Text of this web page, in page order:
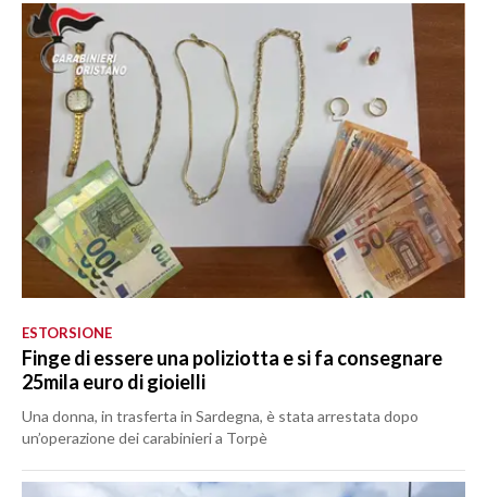
ESTORSIONE
Finge di essere una poliziotta e si fa consegnare
25mila euro di gioielli
Una donna, in trasferta in Sardegna, è stata arrestata dopo
un’operazione dei carabinieri a Torpè